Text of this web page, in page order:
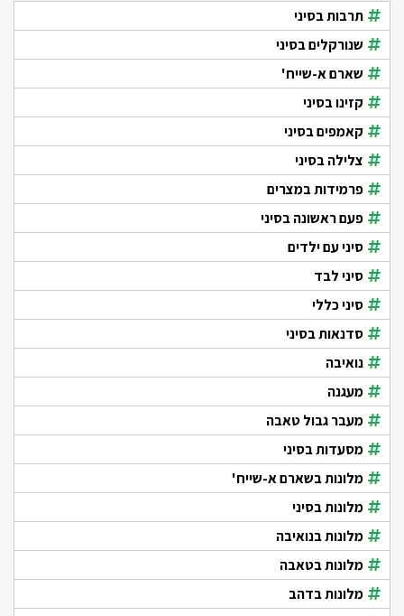
תרבות בסיני
שנורקלים בסיני
שארם א-שייח'
קזינו בסיני
קאמפים בסיני
צלילה בסיני
פרמידות במצרים
פעם ראשונה בסיני
סיני עם ילדים
סיני לבד
סיני כללי
סדנאות בסיני
נואיבה
מעגנה
מעבר גבול טאבה
מסעדות בסיני
מלונות בשארם א-שייח'
מלונות בסיני
מלונות בנואיבה
מלונות בטאבה
מלונות בדהב